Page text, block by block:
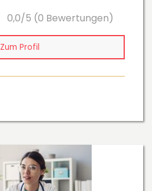
0,0/5 (0 Bewertungen)
Zum Profil